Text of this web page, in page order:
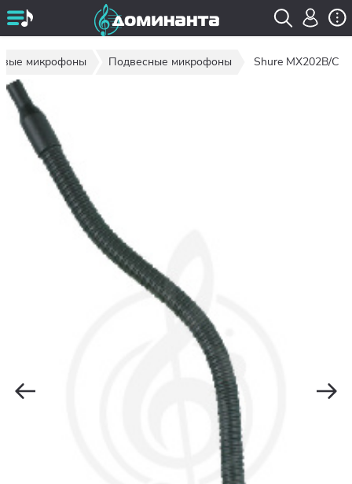
микрофоны Подвесные микрофоны Shure MX202B/C